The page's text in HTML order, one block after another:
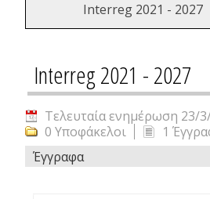
Interreg 2021 - 2027
Interreg 2021 - 2027
Τελευταία ενημέρωση 23/
0 Υποφάκελοι
1
Έγγραφα